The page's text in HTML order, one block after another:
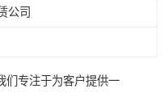
公司
们专注于为客户提供一